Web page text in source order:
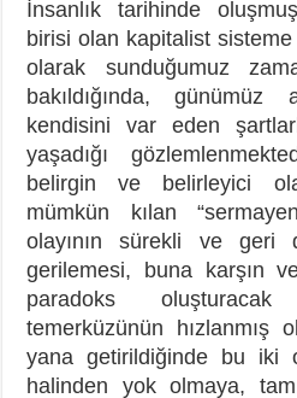
İnsanlık tarihinde
birisi olan kapitalist
olarak sunduğumuz
bakıldığında, günümüz
kendisini var eden
yaşadığı
belirgin ve belirleyici
mümkün kılan
olayının sürekli ve geri
gerilemesi, buna karşın
paradoks
temerküzünün hızlanmış
yana getirildiğinde bu iki
halinden yok olmaya,